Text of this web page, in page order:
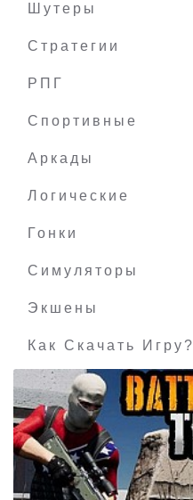
Шутеры
Стратегии
РПГ
Спортивные
Аркады
Логические
Гонки
Симуляторы
Экшены
Как Скачать Игру?